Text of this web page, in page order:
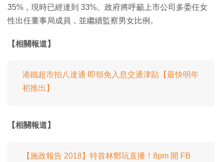
35%，現時已經達到 33%。政府將呼籲上市公司多委任女
性出任董事局成員，並繼續監察男女比例。
【相關報道】
港鐵超市拍八達通 即領免入息交通津貼【最快明年
初推出】
【相關報道】
【施政報告 2018】特首林鄭玩直播！8pm 開 FB